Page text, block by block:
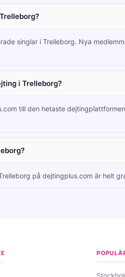
singlar i Trelleborg. Nya
i Trelleborg?
till den hetaste
på dejtingplus.com är helt